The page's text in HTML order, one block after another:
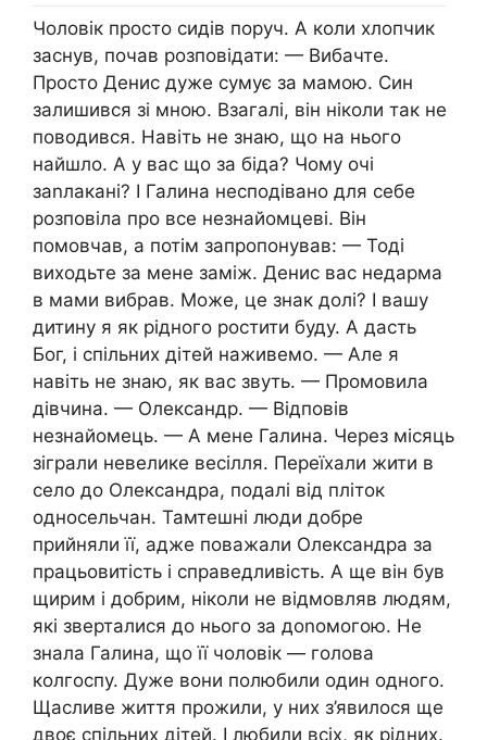
Чоловік просто сидів поруч. А коли хлопчик
заснув, почав розповідати: — Вибачте.
Просто Денис дуже сумує за мамою. Син
залишився зі мною. Взагалі, він ніколи так не
поводився. Навіть не знаю, що на нього
найшло. А у вас що за біда? Чому очі
заnлакані? І Галина несподівано для себе
розповіла про все незнайомцеві. Він
помовчав, а потім запропонував: — Тоді
виходьте за мене заміж. Денис вас недарма
в мами вибрав. Може, це знак долі? І вашу
дитину я як рідного ростити буду. А дасть
Бог, і спільних дітей наживемо. — Але я
навіть не знаю, як вас звуть. — Промовила
дівчина. — Олександр. — Відповів
незнайомець. — А мене Галина. Через місяць
зіграли невелике весілля. Переїхали жити в
село до Олександра, подалі від пліток
односельчан. Тамтешні люди добре
прийняли її, адже поважали Олександра за
працьовитість і справедливість. А ще він був
щирим і добрим, ніколи не відмовляв людям,
які зверталися до нього за доnомогою. Не
знала Галина, що її чоловік — голова
колгоспу. Дуже вони полюбили один одного.
Щасливе життя прожили, у них з’явилося ще
двоє спільних дітей. І любили всіх, як рідних.